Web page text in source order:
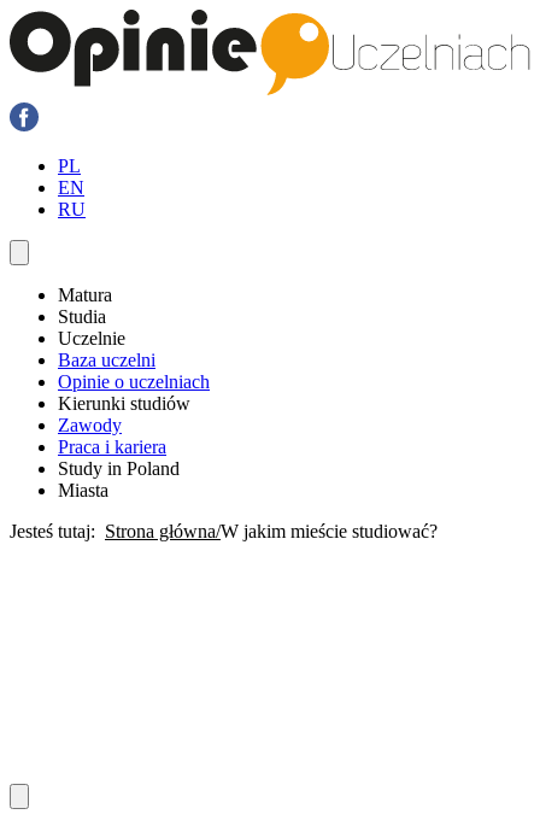
PL
EN
RU
Matura
Studia
Uczelnie
Baza uczelni
Opinie o uczelniach
Kierunki studiów
Zawody
Praca i kariera
Study in Poland
Miasta
Jesteś tutaj: Strona główna W jakim mieście studiować?